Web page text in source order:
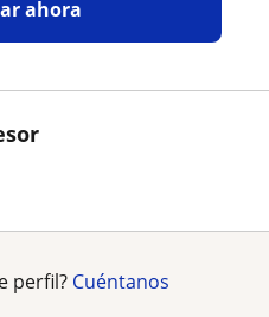
ahora
perfil? Cuéntanos